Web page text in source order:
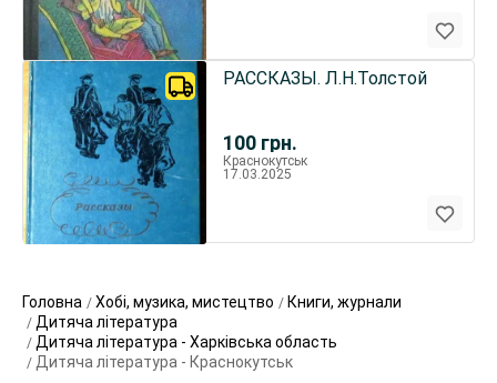
100 грн.
РАССКАЗЫ. Л.Н.Толстой
Краснокутськ
17.03.2025
Головна Хобі, музика, мистецтво
Книги, журнали
Дитяча література
Дитяча література - Харківська область
Дитяча література - Краснокутськ